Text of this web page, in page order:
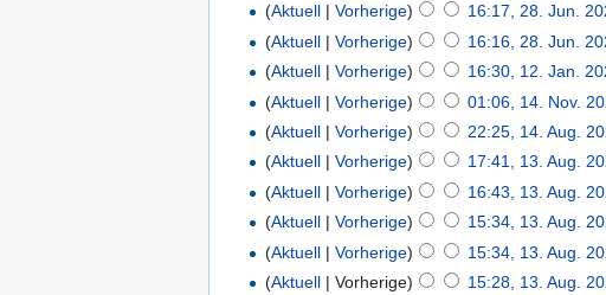
(Aktuell |Vorherige) 16:17, 28. Jun.
(Aktuell |Vorherige) 16:16, 28. Jun.
(Aktuell |Vorherige) 16:30, 12. Jan.
(Aktuell |Vorherige) 01:06, 14. Nov.
(Aktuell |Vorherige) 22:25, 14. Aug.
(Aktuell |Vorherige) 17:41, 13. Aug.
(Aktuell |Vorherige) 16:43, 13. Aug.
(Aktuell |Vorherige) 15:34, 13. Aug.
(Aktuell |Vorherige) 15:34, 13. Aug.
(Aktuell | Vorherige) 15:28, 13. Aug.